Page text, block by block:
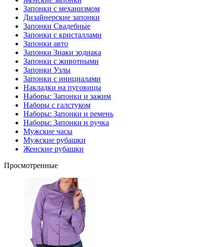
Запонки с механизмом
Дизайнерские запонки
Запонки Свадебные
Запонки с кристаллами
Запонки авто
Запонки Знаки зодиака
Запонки с животными
Запонки Узлы
Запонки с инициалами
Накладки на пуговицы
Наборы: Запонки и зажим
Наборы с галстуком
Наборы: Запонки и ремень
Наборы: Запонки и ручка
Мужские часы
Мужские рубашки
Женские рубашки
Просмотренные